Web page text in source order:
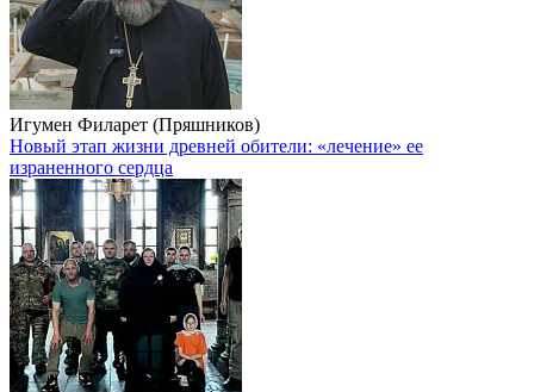
Игумен Филарет (Пряшников)
Новый этап жизни древней обители: «лечение» ее
израненного сердца